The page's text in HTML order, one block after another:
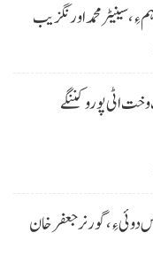
محمد اورنگزیب
اٹی پورو کننگے
دوئی ءِ،گورنر جعفرخان